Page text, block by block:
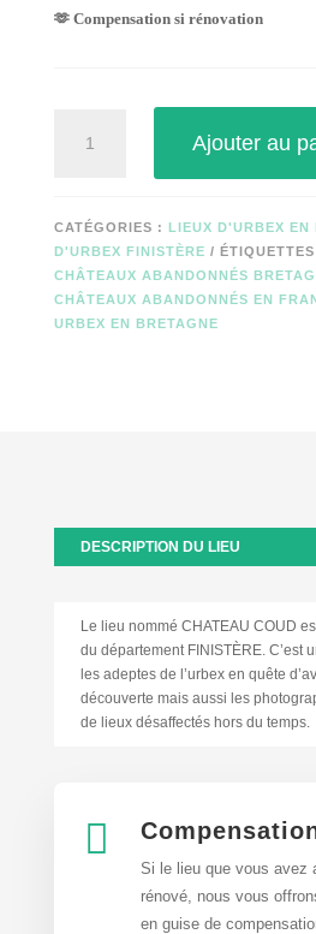
🫶 Compensation si rénovation
Ajouter au
CATÉGORIES : LIEUX D'URBEX EN
D'URBEX FINISTÈRE
CHÂTEAUX ABANDONNÉS
CHÂTEAUX ABANDONNÉS EN
URBEX EN BRETAGNE
DESCRIPTION DU LIEU
Le lieu nommé CHATEAU COUD
du département FINISTÈRE. C’est
les adeptes de l’urbex en quête
découverte mais aussi les
de lieux désaffectés hors du temps.

Si le lieu que vous avez
rénové, nous vous
en guise de